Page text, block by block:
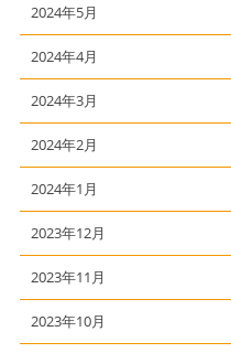
2024年5月
2024年4月
2024年3月
2024年2月
2024年1月
2023年12月
2023年11月
2023年10月